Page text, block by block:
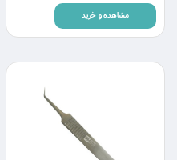
مشاهده و خرید